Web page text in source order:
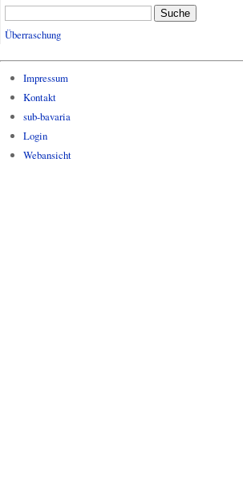
Suche
Überraschung
Impressum
Kontakt
sub-bavaria
Login
Webansicht